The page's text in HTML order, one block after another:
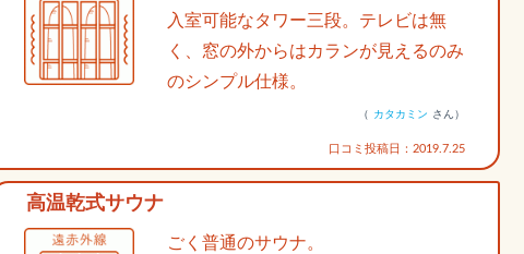
入室可能なタワー三段。テレビは無
く、窓の外からはカランが見えるのみ
のシンプル仕様。
（ カタカミン さん）
口コミ投稿日：2019.7.25
高温乾式サウナ
ごく普通のサウナ。